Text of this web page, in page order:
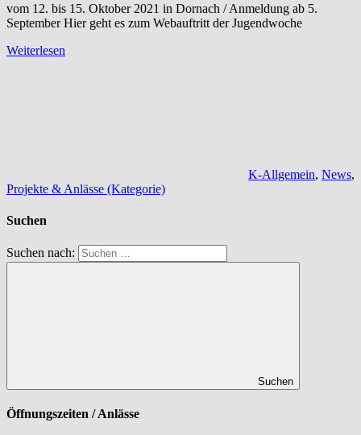
vom 12. bis 15. Oktober 2021 in Dornach / Anmeldung ab 5.
September Hier geht es zum Webauftritt der Jugendwoche
Weiterlesen
K-Allgemein, News,
Projekte & Anlässe (Kategorie)
Suchen
Suchen nach:
Suchen
Öffnungszeiten / Anlässe